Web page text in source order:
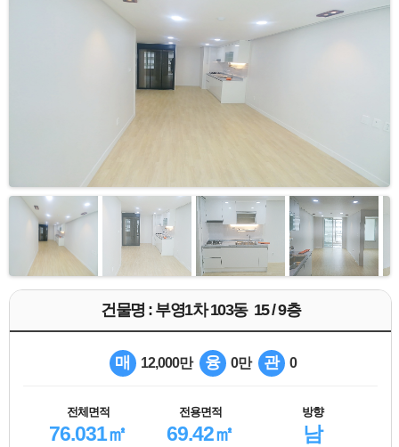
건물명 : 부영1차 103동 15 / 9층
매 12,000만 융 0만 관 0
전체면적
76.031㎡
전용면적
69.42㎡
방향
남